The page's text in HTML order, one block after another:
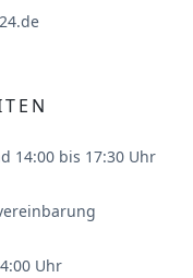
14:00 bis 17:30 Uhr
Uhr